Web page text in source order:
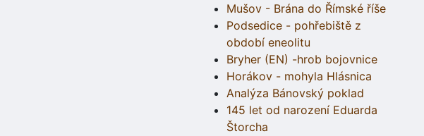
Mušov - Brána do Římské říše
Podsedice - pohřebiště z
období eneolitu
Bryher (EN) -hrob bojovnice
Horákov - mohyla Hlásnica
Analýza Bánovský poklad
145 let od narození Eduarda
Štorcha